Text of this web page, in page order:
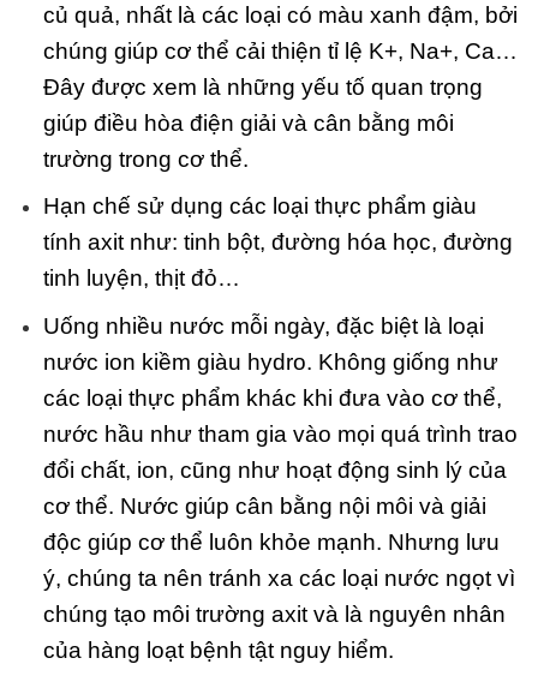
củ quả, nhất là các loại có màu xanh đậm, bởi
chúng giúp cơ thể cải thiện tỉ lệ K+, Na+, Ca…
Đây được xem là những yếu tố quan trọng
giúp điều hòa điện giải và cân bằng môi
trường trong cơ thể.
Hạn chế sử dụng các loại thực phẩm giàu
tính axit như: tinh bột, đường hóa học, đường
tinh luyện, thịt đỏ…
Uống nhiều nước mỗi ngày, đặc biệt là loại
nước ion kiềm giàu hydro. Không giống như
các loại thực phẩm khác khi đưa vào cơ thể,
nước hầu như tham gia vào mọi quá trình trao
đổi chất, ion, cũng như hoạt động sinh lý của
cơ thể. Nước giúp cân bằng nội môi và giải
độc giúp cơ thể luôn khỏe mạnh. Nhưng lưu
ý, chúng ta nên tránh xa các loại nước ngọt vì
chúng tạo môi trường axit và là nguyên nhân
của hàng loạt bệnh tật nguy hiểm.